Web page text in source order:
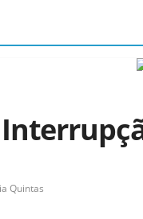
Quintas